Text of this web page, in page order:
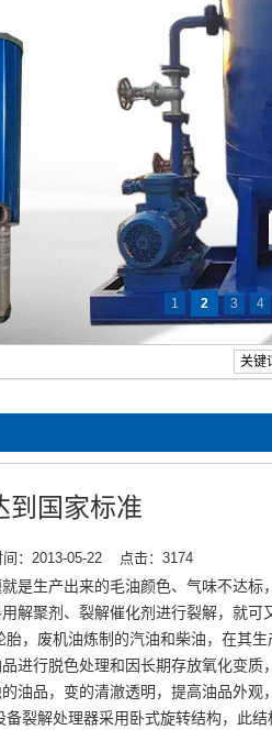
1 2 3 4
到国家标准
：2013-05-22 点击：3174
是生产出来的毛油颜色、气味不达标
解聚剂、裂解催化剂进行裂解，就可
，废机油炼制的汽油和柴油，在其
进行脱色处理和因长期存放氧化变质
油品，变的清澈透明，提高油品外观
裂解处理器采用卧式旋转结构，此